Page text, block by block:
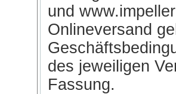
und
Onlineversand
des jeweiligen
Fassung.